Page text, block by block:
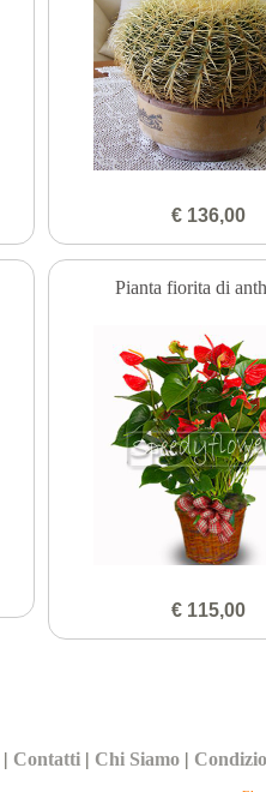
€ 136,00
Pianta fiorita di
€ 115,00
| Contatti | Chi Siamo |